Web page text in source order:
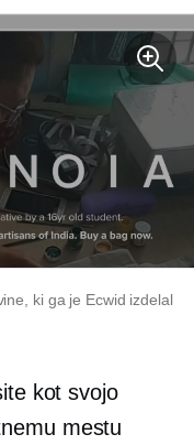
ki ga je Ecwid izdelal
kot svojo
mestu